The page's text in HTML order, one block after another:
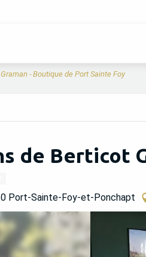
- Boutique de Port Sainte Foy
de Berticot
Port-Sainte-Foy-et-Ponchapt